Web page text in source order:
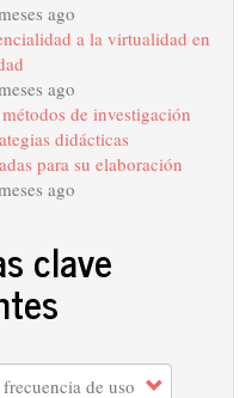
ago
a la virtualidad en
ago
de investigación
didácticas
para su elaboración
ago
clave